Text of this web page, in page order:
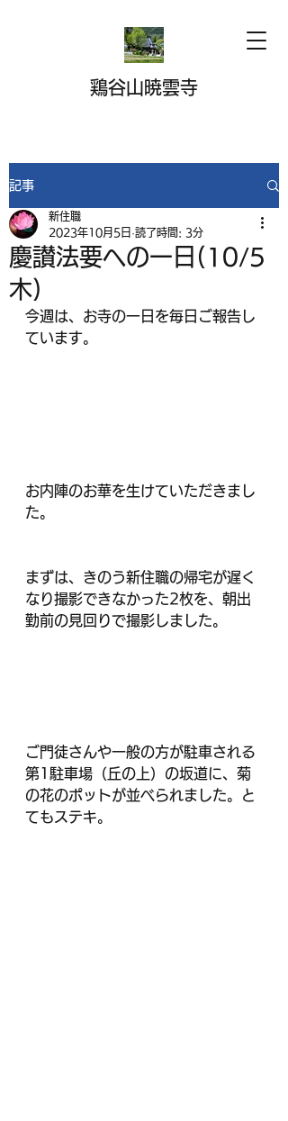
鶏谷山暁雲寺
記事
慶讃法要への一日(10/5
木)
新住職
2023年10月5日 読了時間: 3分
今週は、お寺の一日を毎日ご報告し
ています。
お内陣のお華を生けていただきまし
た。
まずは、きのう新住職の帰宅が遅く
なり撮影できなかった2枚を、朝出
勤前の見回りで撮影しました。
ご門徒さんや一般の方が駐車される
第1駐車場（丘の上）の坂道に、菊
の花のポットが並べられました。と
てもステキ。